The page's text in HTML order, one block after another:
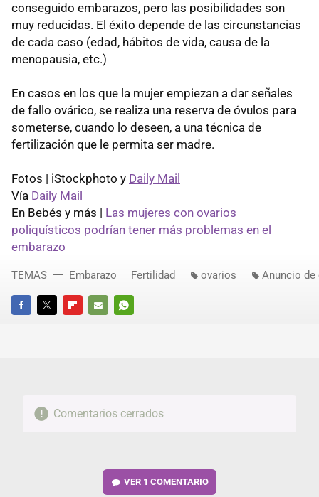
conseguido embarazos, pero las posibilidades son
muy reducidas. El éxito depende de las circunstancias
de cada caso (edad, hábitos de vida, causa de la
menopausia, etc.)
En casos en los que la mujer empiezan a dar señales
de fallo ovárico, se realiza una reserva de óvulos para
someterse, cuando lo deseen, a una técnica de
fertilización que le permita ser madre.
Fotos | iStockphoto y Daily Mail
Vía Daily Mail
En Bebés y más | Las mujeres con ovarios
poliquísticos podrían tener más problemas en el
embarazo
FACEBOOKTWITTERFLIPBOARD
E-
WHATSAPP
TEMAS Embarazo Fertilidad ovarios Anuncio de
Comentarios cerrados
VER 1 COMENTARIO